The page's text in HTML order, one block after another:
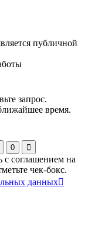
публичной
запрос.
время.
0
с соглашением на
чек-бокс.
данных